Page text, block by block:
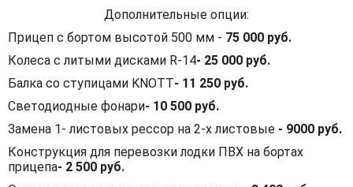
Дополнительные опции:
Прицеп с бортом высотой 500 мм - 75 000 руб.
Колеса с литыми дисками R-14- 25 000 руб.
Балка со ступицами KNOTT- 11 250 руб.
Светодиодные фонари- 10 500 руб.
Замена 1- листовых рессор на 2-х листовые - 9000 руб.
Конструкция для перевозки лодки ПВХ на бортах
прицепа- 2 500 руб.